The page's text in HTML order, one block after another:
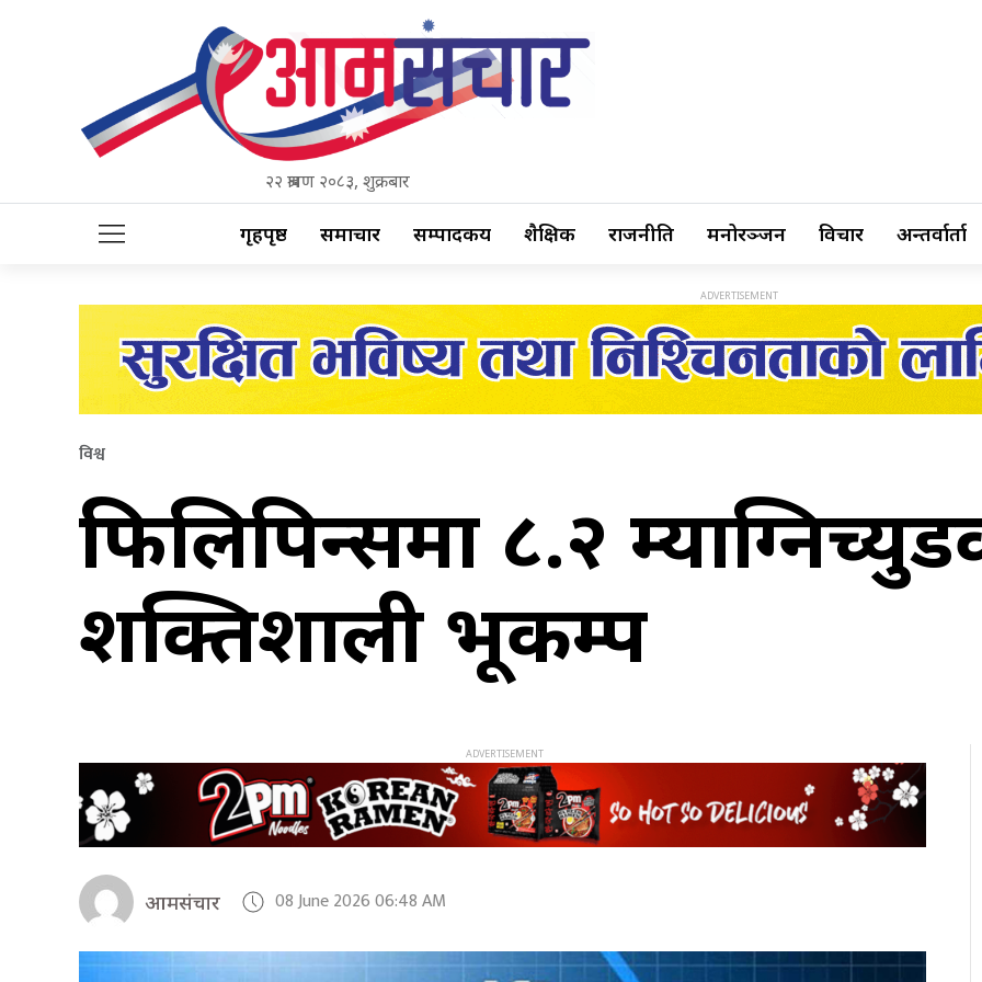
२२ श्रावण २०८३, शुक्रबार
गृहपृष्ठ समाचार सम्पादकीय शैक्षिक राजनीति मनोरञ्जन विचार अन्तर्वार्ता
विश्व
फिलिपिन्समा ८.२
शक्तिशाली भूकम्प
आमसंचार 08 June 2026 06:48 AM